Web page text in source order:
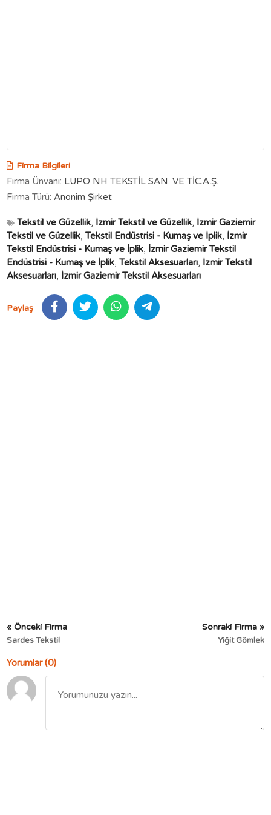
Firma Bilgileri
Firma Ünvanı: LUPO NH TEKSTİL SAN. VE TİC.A.Ş.
Firma Türü: Anonim Şirket
Tekstil ve Güzellik, İzmir Tekstil ve Güzellik, İzmir Gaziemir
Tekstil ve Güzellik,Tekstil Endüstrisi - Kumaş ve İplik, İzmir
Tekstil Endüstrisi - Kumaş ve İplik, İzmir Gaziemir Tekstil
Endüstrisi - Kumaş ve İplik,Tekstil Aksesuarları, İzmir Tekstil
Aksesuarları, İzmir Gaziemir Tekstil Aksesuarları
Paylaş
« Önceki Firma
Sardes Tekstil
Sonraki Firma »
Yiğit Gömlek
Yorumlar (0)